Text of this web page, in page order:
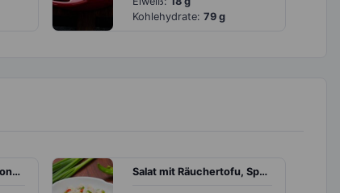
Kohlehydrate: 79 g
Omelett mit Champignons und Geflügelsalami Salat mit Räuchertofu, Spargel und Paprika